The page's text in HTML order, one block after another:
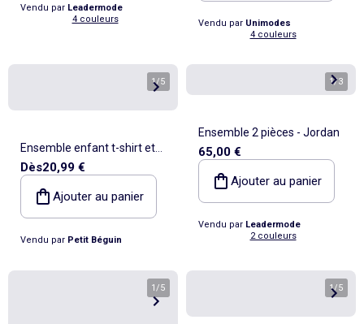
Vendu par Leadermode
4 couleurs
Vendu par Unimodes
4 couleurs
1/5
Ensemble enfant t-shirt et
short en gaze de coton
Toucana
Dès20,99 €
Ajouter au panier
Vendu par Petit Béguin
1/3
Ensemble 2 pièces - Jordan
65,00 €
Ajouter au panier
Vendu par Leadermode
2 couleurs
1 /5 1/5